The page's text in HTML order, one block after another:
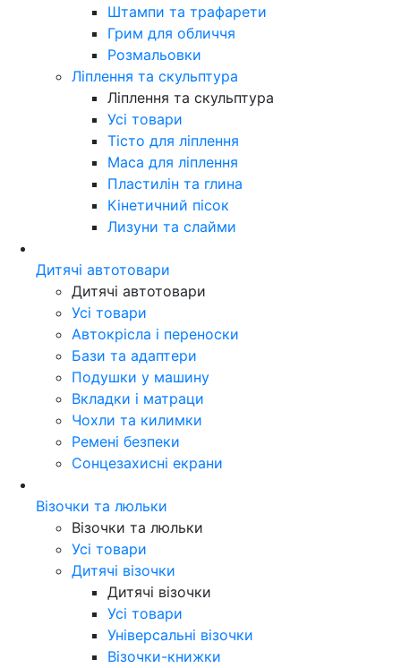
Штампи та трафарети
Грим для обличчя
Розмальовки
Ліплення та скульптура
Ліплення та скульптура
Усі товари
Тісто для ліплення
Маса для ліплення
Пластилін та глина
Кінетичний пісок
Лизуни та слайми
Дитячі автотовари
Дитячі автотовари
Усі товари
Автокрісла і переноски
Бази та адаптери
Подушки у машину
Вкладки і матраци
Чохли та килимки
Ремені безпеки
Сонцезахисні екрани
Візочки та люльки
Візочки та люльки
Усі товари
Дитячі візочки
Дитячі візочки
Усі товари
Універсальні візочки
Візочки-книжки